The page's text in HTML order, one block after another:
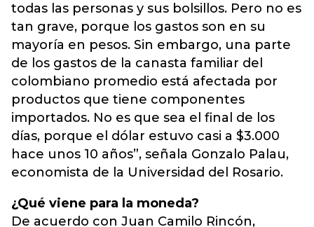
todas las personas y sus bolsillos. Pero no es
tan grave, porque los gastos son en su
mayoría en pesos. Sin embargo, una parte
de los gastos de la canasta familiar del
colombiano promedio está afectada por
productos que tiene componentes
importados. No es que sea el final de los
días, porque el dólar estuvo casi a $3.000
hace unos 10 años”, señala Gonzalo Palau,
economista de la Universidad del Rosario.
¿Qué viene para la moneda?
De acuerdo con Juan Camilo Rincón,